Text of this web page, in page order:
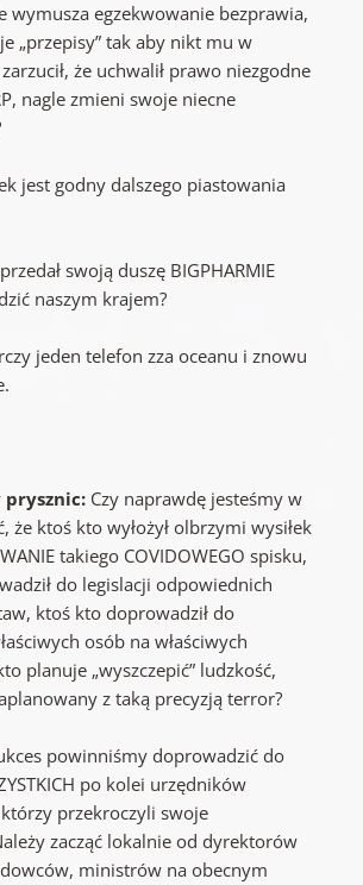
wymusza egzekwowanie bezprawia,
„przepisy” tak aby nikt mu w
że uchwalił prawo niezgodne
nagle zmieni swoje niecne
jest godny dalszego piastowania
swoją duszę BIGPHARMIE
naszym krajem?
jeden telefon zza oceanu i znowu
prysznic: Czy naprawdę jesteśmy w
że ktoś kto wyłożył olbrzymi wysiłek
takiego COVIDOWEGO spisku,
do legislacji odpowiednich
ktoś kto doprowadził do
osób na właściwych
planuje „wyszczepić” ludzkość,
z taką precyzją terror?
powinniśmy doprowadzić do
po kolei urzędników
przekroczyli swoje
zacząć lokalnie od dyrektorów
ministrów na obecnym